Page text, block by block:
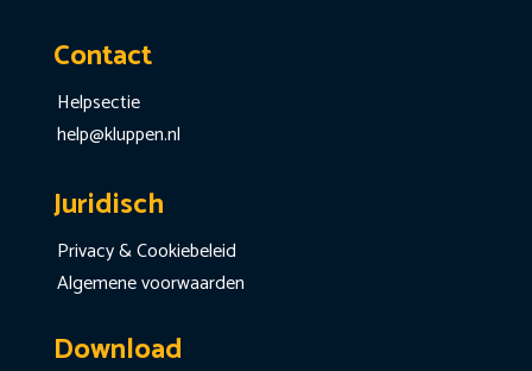
Contact
Helpsectie
help@kluppen.nl
Juridisch
Privacy & Cookiebeleid
Algemene voorwaarden
Download